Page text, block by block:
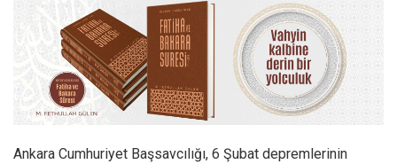
Ankara Cumhuriyet Başsavcılığı, 6 Şubat depremlerinin